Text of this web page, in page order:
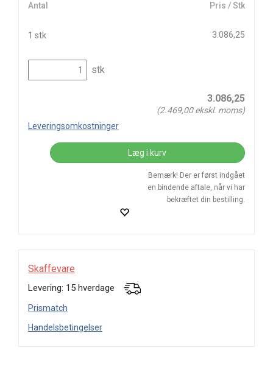
Antal Pris / Stk
1 stk 3.086,25
stk
3.086,25
(2.469,00ekskl. moms)
Leveringsomkostninger
Læg i kurv
Bemærk! Der er først indgået
en bindende aftale, når vi har
bekræftet din bestilling.
Skaffevare
Levering: 15 hverdage
Prismatch
Handelsbetingelser